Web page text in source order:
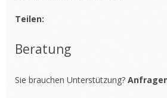
Teilen:
Beratung
Sie brauchen Unterstützung?